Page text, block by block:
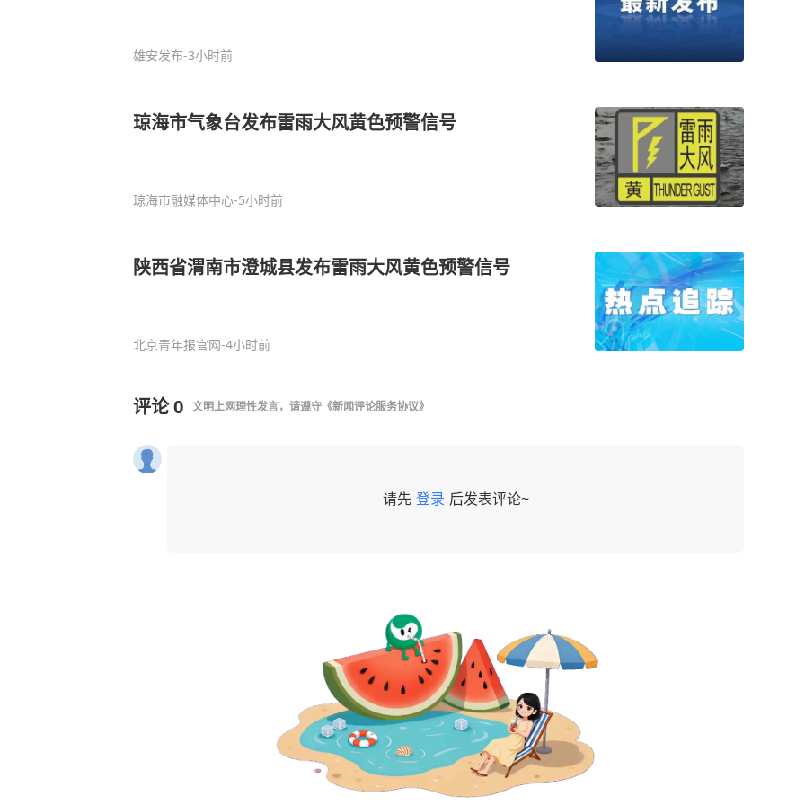
雄安发布-3小时前
琼海市气象台发布雷雨大风黄色预警信号
琼海市融媒体中心-5小时前
陕西省渭南市澄城县发布雷雨大风黄色预警信号
北京青年报官网-4小时前
评论0 文明上网理性发言，请遵守 《新闻评论服务协议》
请先 登录 后发表评论~